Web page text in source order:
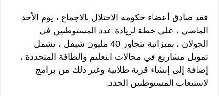
فقد صادق أعضاء حكومة الاحتلال بالاجماع ، يوم الأحد
الماضي ، على خطة لزيادة عدد المستوطنين في
الجولان ، بميزانية تتجاوز 40 مليون شيقل ، تشمل
تمويل مشاريع في مجالات التعليم والطاقة المتجددة ،
إضافة إلى إنشاء قرية طلابية وغير ذلك من برامج
لاستيعاب المستوطنين الجدد.